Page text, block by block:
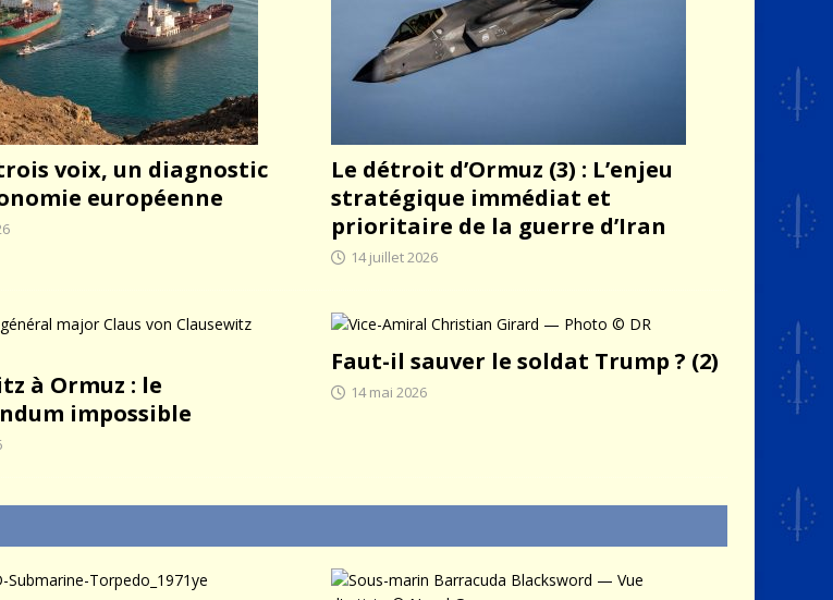
voix, un diagnostic
européenne
Le détroit d’Ormuz (3) : L’enjeu
stratégique immédiat et
prioritaire de la guerre d’Iran
14 juillet 2026
à Ormuz : le
impossible
Faut-il sauver le soldat Trump ? (2)
14 mai 2026